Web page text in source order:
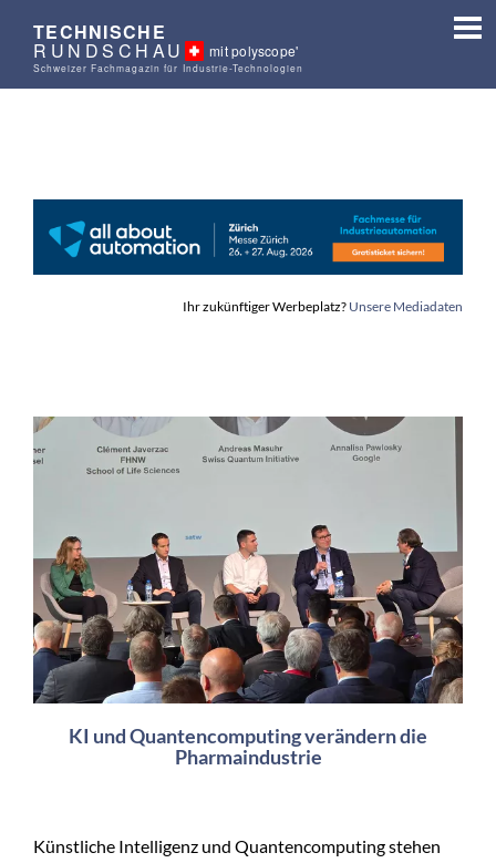
TECHNISCHE
RUNDSCHAU mit polyscope'
Schweizer Fachmagazin für Industrie-Technologien
Ihr zukünftiger Werbeplatz? Unsere Mediadaten
KI und Quantencomputing verändern die
Pharmaindustrie
Künstliche Intelligenz und Quantencomputing stehen